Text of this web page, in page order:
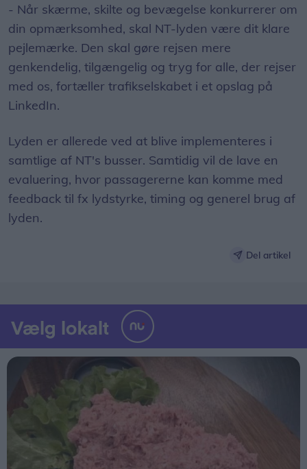
- Når skærme, skilte og bevægelse konkurrerer om
din opmærksomhed, skal NT-lyden være dit klare
pejlemærke. Den skal gøre rejsen mere
genkendelig, tilgængelig og tryg for alle, der rejser
med os, fortæller trafikselskabet i et opslag på
LinkedIn.
Lyden er allerede ved at blive implementeres i
samtlige af NT's busser. Samtidig vil de lave en
evaluering, hvor passagererne kan komme med
feedback til fx lydstyrke, timing og generel brug af
lyden.
Del artikel